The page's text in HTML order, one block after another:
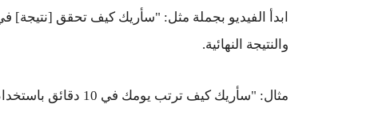
ابدأ الفيديو بجملة مثل: "سأريك كيف تحقق [نتيجة]
والنتيجة النهائية.
مثال: "سأريك كيف ترتب يومك في 10 دقائق باستخدام تطبيق مجاني".